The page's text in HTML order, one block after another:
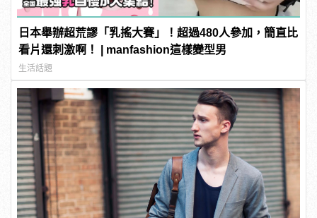
日本舉辦超荒謬「乳搖大賽」！超過480人參加，簡直比
看片還刺激啊！ | manfashion這樣變型男
生活話題